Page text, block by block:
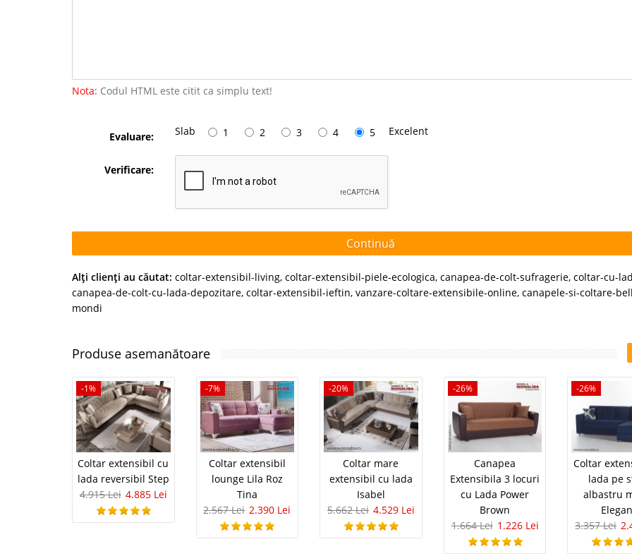
Nota: Codul HTML este citit ca simplu text!
Evaluare: Slab 1 2 3 4 5 Excelent
Verificare:
Continuă
Alţi clienţi au căutat: coltar-extensibil-living, coltar-extensibil-piele-ecologica, canapea-de-colt-sufragerie, coltar-cu-
canapea-de-colt-cu-lada-depozitare, coltar-extensibil-ieftin, vanzare-coltare-extensibile-online, canapele-si-coltare-
mondi
Produse asemanătoare
-1%
Coltar extensibil cu
lada reversibil Step
4.915 Lei 4.885 Lei
-7%
Coltar extensibil
lounge Lila Roz
Tina
2.567 Lei 2.390 Lei
-20%
Coltar mare
extensibil cu lada
Isabel
5.662 Lei 4.529 Lei
-26%
Canapea
Extensibila 3 locuri
cu Lada Power
Brown
1.664 Lei 1.226 Lei
-26%
Coltar
lada pe
albastru
3.357 Lei